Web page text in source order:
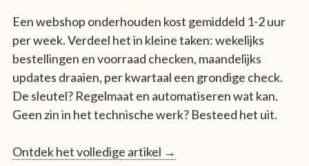
Een webshop onderhouden kost gemiddeld 1-2 uur
per week. Verdeel het in kleine taken: wekelijks
bestellingen en voorraad checken, maandelijks
updates draaien, per kwartaal een grondige check.
De sleutel? Regelmaat en automatiseren wat kan.
Geen zin in het technische werk? Besteed het uit.
Ontdek het volledige artikel →